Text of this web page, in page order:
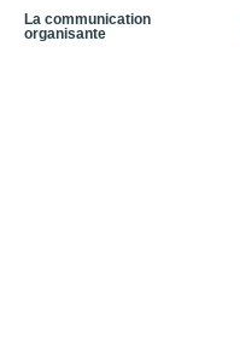
La communication
organisante